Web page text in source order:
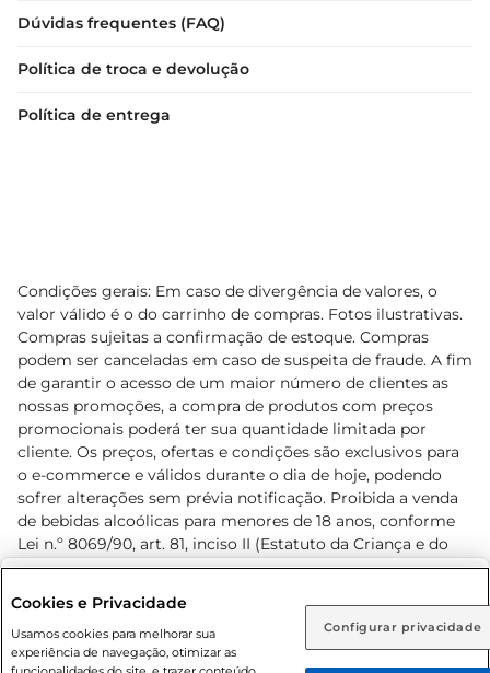
Rio de Janeiro (RJ) Goiás (GO)
Ou
Dúvidas frequentes (FAQ)
Política de troca e devolução
Política de entrega
Condições gerais: Em caso de divergência de valores, o
valor válido é o do carrinho de compras. Fotos ilustrativas.
Compras sujeitas a confirmação de estoque. Compras
podem ser canceladas em caso de suspeita de fraude. A fim
de garantir o acesso de um maior número de clientes as
nossas promoções, a compra de produtos com preços
promocionais poderá ter sua quantidade limitada por
cliente. Os preços, ofertas e condições são exclusivos para
o e-commerce e válidos durante o dia de hoje, podendo
sofrer alterações sem prévia notificação. Proibida a venda
de bebidas alcoólicas para menores de 18 anos, conforme
Lei n.º 8069/90, art. 81, inciso II (Estatuto da Criança e do
Adolescente). Preços e condições exclusivos para o
prévio. O valor mínimo para as compras on-line é de R$
80,00.
Cookies e Privacidade
Usamos cookies para melhorar sua
experiência de navegação, otimizar as
Configurar privacidade